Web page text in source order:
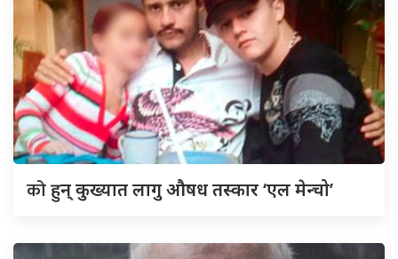
कोहुन् कुख्यात लागु औषध तस्कार ‘एल मेन्चो’